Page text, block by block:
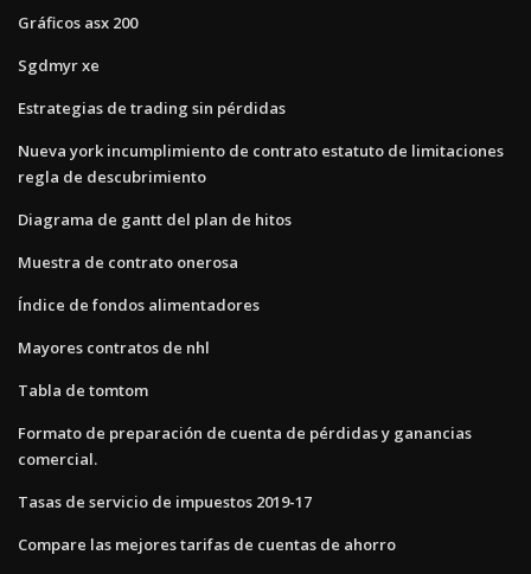
Gráficos asx 200
Sgdmyr xe
Estrategias de trading sin pérdidas
Nueva york incumplimiento de contrato estatuto de limitaciones
regla de descubrimiento
Diagrama de gantt del plan de hitos
Muestra de contrato onerosa
Índice de fondos alimentadores
Mayores contratos de nhl
Tabla de tomtom
Formato de preparación de cuenta de pérdidas y ganancias
comercial.
Tasas de servicio de impuestos 2019-17
Compare las mejores tarifas de cuentas de ahorro